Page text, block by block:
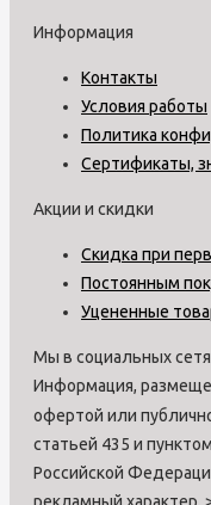
Информация
Контакты
Условия работы
Политика
Сертификаты,
Акции и скидки
Скидка при
Постоянным
Уцененные
Мы в социальных
Информация,
офертой или
статьей 435 и
Российской